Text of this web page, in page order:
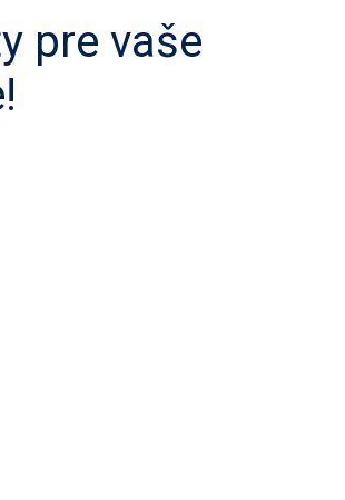
pre vaše